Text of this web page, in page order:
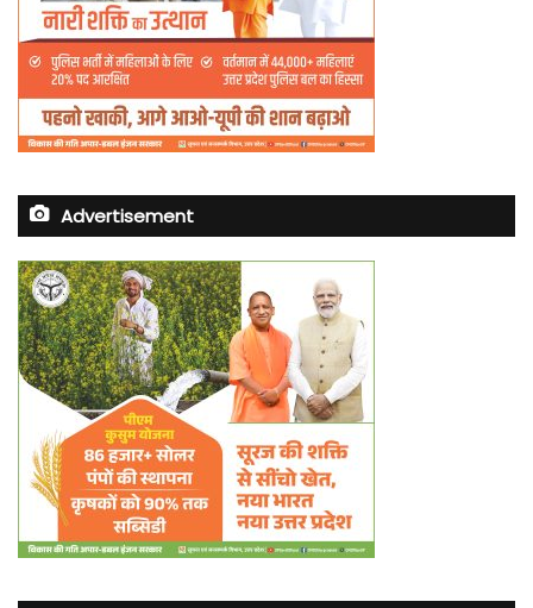
Advertisement